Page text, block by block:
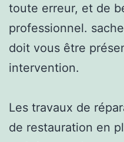
toute erreur, et de
professionnel.
doit vous être
intervention.
Les travaux de
de restauration en